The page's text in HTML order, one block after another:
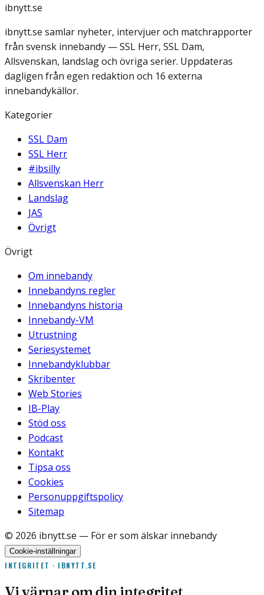
ibnytt.se
ibnytt.se samlar nyheter, intervjuer och matchrapporter
från svensk innebandy — SSL Herr, SSL Dam,
Allsvenskan, landslag och övriga serier. Uppdateras
dagligen från egen redaktion och 16 externa
innebandykällor.
Kategorier
SSL Dam
SSL Herr
#ibsilly
Allsvenskan Herr
Landslag
JAS
Övrigt
Övrigt
Om innebandy
Innebandyns regler
Innebandyns historia
Innebandy-VM
Utrustning
Seriesystemet
Innebandyklubbar
Skribenter
Web Stories
IB-Play
Stöd oss
Podcast
Kontakt
Tipsa oss
Cookies
Personuppgiftspolicy
Sitemap
© 2026 ibnytt.se — För er som älskar innebandy
Cookie-inställningar
INTEGRITET · IBNYTT.SE
Vi värnar om din integritet